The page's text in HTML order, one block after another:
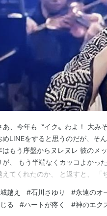
あ、今年も〝イク〟わよ！ 大み
めLINEをすると思うのだが、そ
はもう序盤からヌレヌレ 彼のメ
が、 もう半端なくカッコよかっ
えてくれたのか、 と返すと、
賛歯痛中で、 正直、紅白どころ
となった。 歯痛ごと…
越え #石川さゆり #永遠のオ
る #ハートが疼く #神のエク